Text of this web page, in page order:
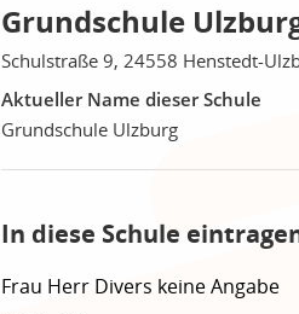
Grundschule
Schulstraße 9, 24558 Henstedt-
Aktueller Name dieser Schule
Grundschule Ulzburg
In diese Schule
Frau Herr Divers keine Angabe